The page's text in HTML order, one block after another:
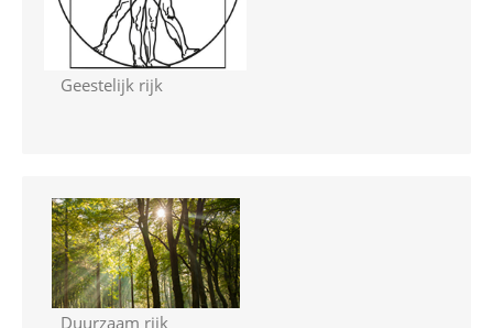
Geestelijk rijk
Duurzaam rijk